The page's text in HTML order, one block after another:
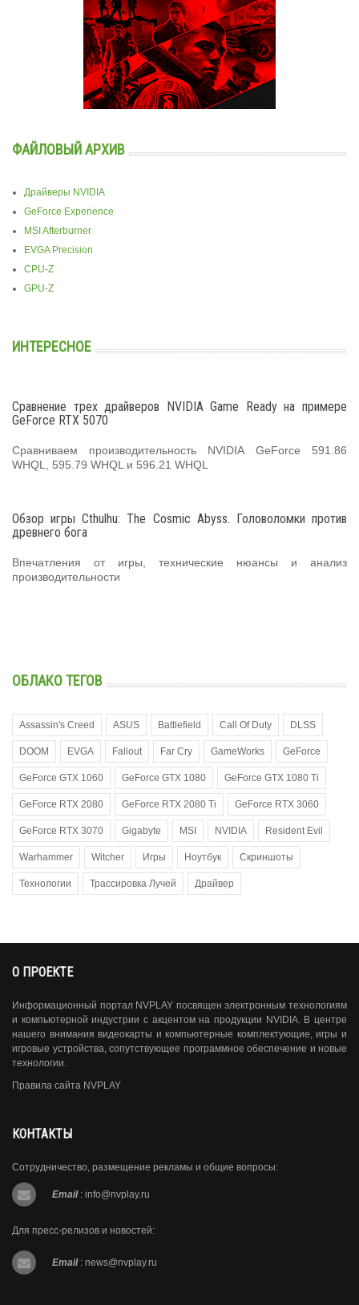
ФАЙЛОВЫЙ АРХИВ
Драйверы NVIDIA
GeForce Experience
MSI Afterburner
EVGA Precision
CPU-Z
GPU-Z
ИНТЕРЕСНОЕ
Сравнение трех драйверов NVIDIA Game Ready на примере
GeForce RTX 5070
Сравниваем производительность NVIDIA GeForce 591.86
WHQL, 595.79 WHQL и 596.21 WHQL
Обзор игры Cthulhu: The Cosmic Abyss. Головоломки против
древнего бога
Впечатления от игры, технические нюансы и анализ
производительности
ОБЛАКО ТЕГОВ
Assassin's Creed ASUS Battlefield Call Of Duty DLSS
DOOM EVGA Fallout Far Cry GameWorks GeForce
GeForce GTX 1060 GeForce GTX 1080 GeForce GTX 1080 Ti
GeForce RTX 2080 GeForce RTX 2080 Ti GeForce RTX 3060
GeForce RTX 3070 Gigabyte MSI NVIDIA Resident Evil
Warhammer Witcher Игры Ноутбук Скриншоты
Технологии Трассировка Лучей Драйвер
О ПРОЕКТЕ
Информационный портал NVPLAY посвящен электронным технологиям
и компьютерной индустрии с акцентом на продукции NVIDIA. В центре
нашего внимания видеокарты и компьютерные комплектующие, игры и
игровые устройства, сопутствующее программное обеспечение и новые
технологии.
Правила сайта NVPLAY
КОНТАКТЫ
Сотрудничество, размещение рекламы и общие вопросы:
Email : info@nvplay.ru
Для пресс-релизов и новостей:
Email : news@nvplay.ru